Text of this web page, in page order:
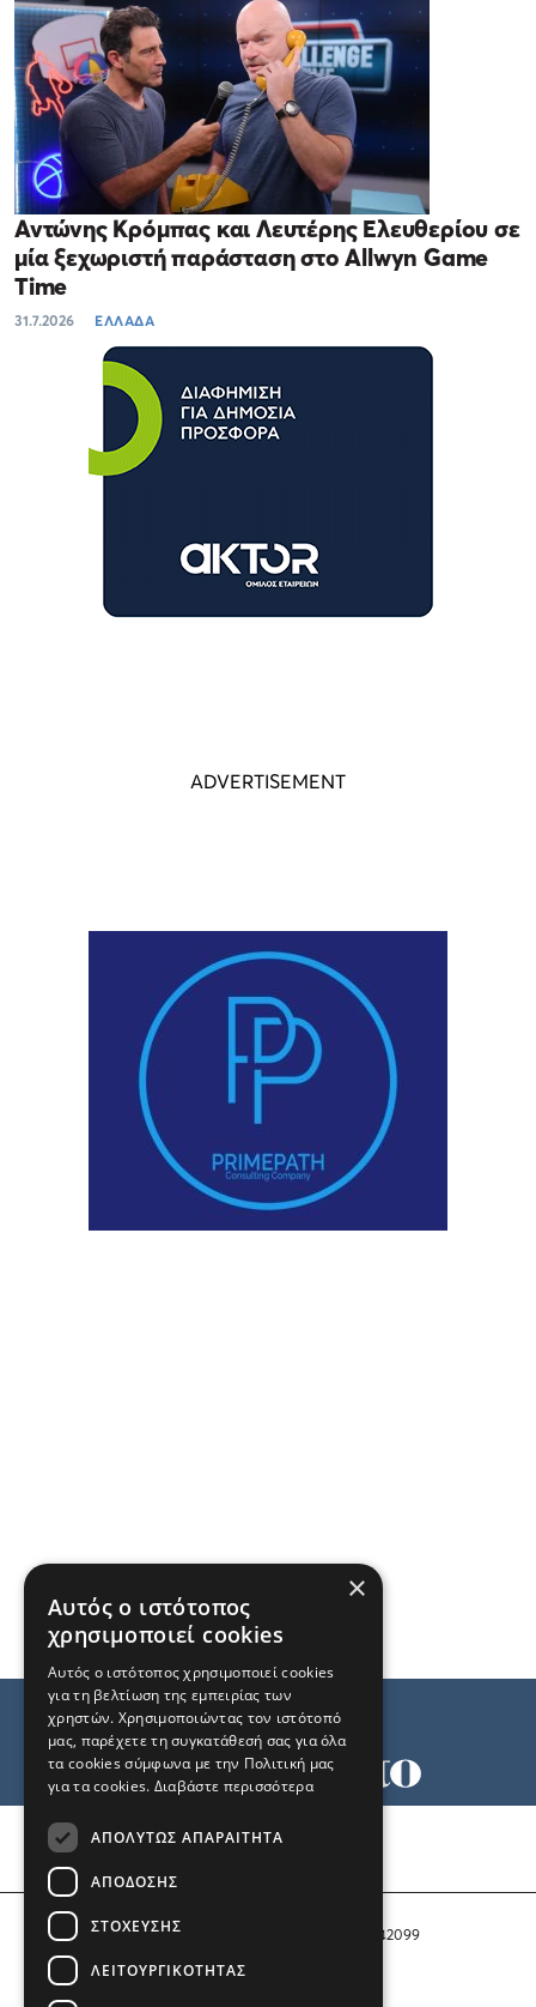
Αντώνης Κρόμπας και Λευτέρης Ελευθερίου σε
μία ξεχωριστή παράσταση στο Allwyn Game
Time
31.7.2026 ΕΛΛΑΔΑ
Αριθμός Πιστοποίησης Μ.Η.Τ. 242099
×
Αυτός ο ιστότοπος
χρησιμοποιεί cookies
Αυτός ο ιστότοπος χρησιμοποιεί cookies
για τη βελτίωση της εμπειρίας των
χρηστών. Χρησιμοποιώντας τον ιστότοπό
μας, παρέχετε τη συγκατάθεσή σας για όλα
τα cookies σύμφωνα με την Πολιτική μας
για τα cookies. Διαβάστε περισσότερα
ΑΠΟΛΎΤΩΣ ΑΠΑΡΑΊΤΗΤΑ
ΑΠΌΔΟΣΗΣ
ΣΤΌΧΕΥΣΗΣ
ΛΕΙΤΟΥΡΓΙΚΌΤΗΤΑΣ